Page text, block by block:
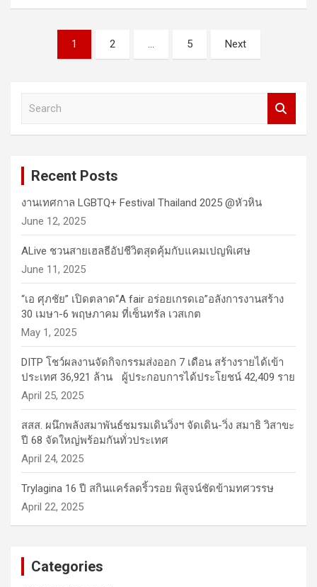
pagination
1 2 … 5 Next
Recent Posts
งานเทศกาล LGBTQ+ Festival Thailand 2025 @หัวหิน
June 12, 2025
ALive ชวนสายเฮลธีอัปชีวิตสุดคุ้มกับแคมเปญพิเศษ
June 11, 2025
“เอ ศุภชัย” เปิดตลาด“A fair อร่อยเกรดเอ”อลังการงานสร้าง
30 เมษา-6 พฤษภาคม ที่เซ็นทรัล เวสเกต
May 1, 2025
DITP โชว์ผลงานจัดกิจกรรมส่งออก 7 เดือน สร้างรายได้เข้า
ประเทศ 36,921 ล้าน ผู้ประกอบการได้ประโยชน์ 42,409 ราย
April 25, 2025
สสส. ผนึกพลังสมาพันธ์ชมรมเดินวิ่งฯ จัดเดิน-วิ่ง สมาธิ วิสาขะ
ปี 68 จัดใหญ่พร้อมกันทั่วประเทศ
April 24, 2025
Trylagina 16 ปี สกินแคร์ลดริ้วรอย พิสูจน์ชัดข้ามทศวรรษ
April 22, 2025
Categories